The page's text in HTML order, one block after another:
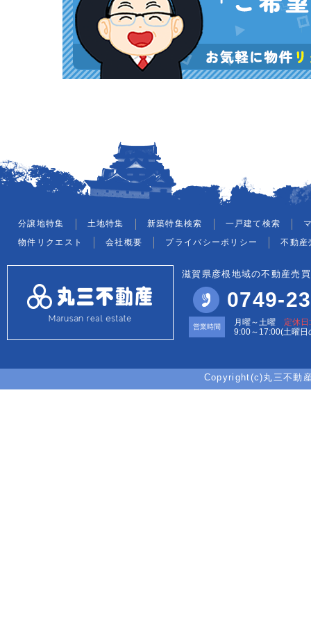
分譲地特集 土地特集 新築特集検索 一戸建て検索
物件リクエスト
会社概要 プライバシーポリシー 不動産
滋賀県彦根地域の不動産売
0749-
営業時間 月曜～土曜 定休
9:00～17:00(土曜日
Copyright(c)丸三不動